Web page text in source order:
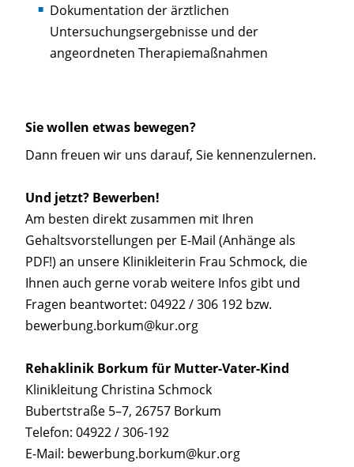
Dokumentation der ärztlichen
Untersuchungsergebnisse und der
angeordneten Therapiemaßnahmen
Sie wollen etwas bewegen?
Dann freuen wir uns darauf, Sie kennenzulernen.
Und jetzt? Bewerben!
Am besten direkt zusammen mit Ihren
Gehaltsvorstellungen per E-Mail (Anhänge als
PDF!) an unsere Klinikleiterin Frau Schmock, die
Ihnen auch gerne vorab weitere Infos gibt und
Fragen beantwortet: 04922 / 306 192 bzw.
bewerbung.borkum@kur.org
Rehaklinik Borkum für Mutter-Vater-Kind
Klinikleitung Christina Schmock
Bubertstraße 5–7, 26757 Borkum
Telefon: 04922 / 306-192
E-Mail: bewerbung.borkum@kur.org